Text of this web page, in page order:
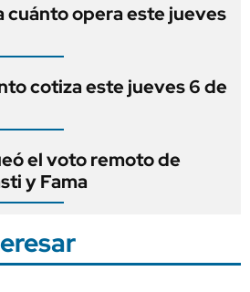
cuánto opera este jueves
cotiza este jueves 6 de
el voto remoto de
y Fama